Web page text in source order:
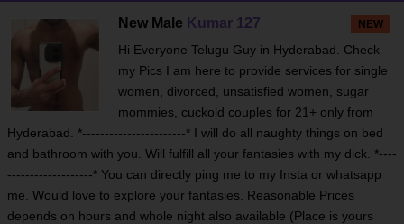
NEW
New Male Kumar 127
Hi Everyone Telugu Guy in Hyderabad. Check
my Pics I am here to provide services for single
women, divorced, unsatisfied women, sugar
mommies, cuckold couples for 21+ only from
Hyderabad. *-----------------------* I will do all naughty things on bed
and bathroom with you. Will fulfill all your fantasies with my dick. *----
-------------------* You can directly ping me to my Insta or whatsapp
me. Would love to explore your fantasies. Reasonable Prices
depends on hours and whole night also available (Place is yours